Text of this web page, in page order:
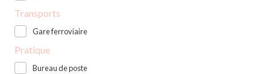
Transports
Gare ferroviaire
Pratique
Bureau de poste